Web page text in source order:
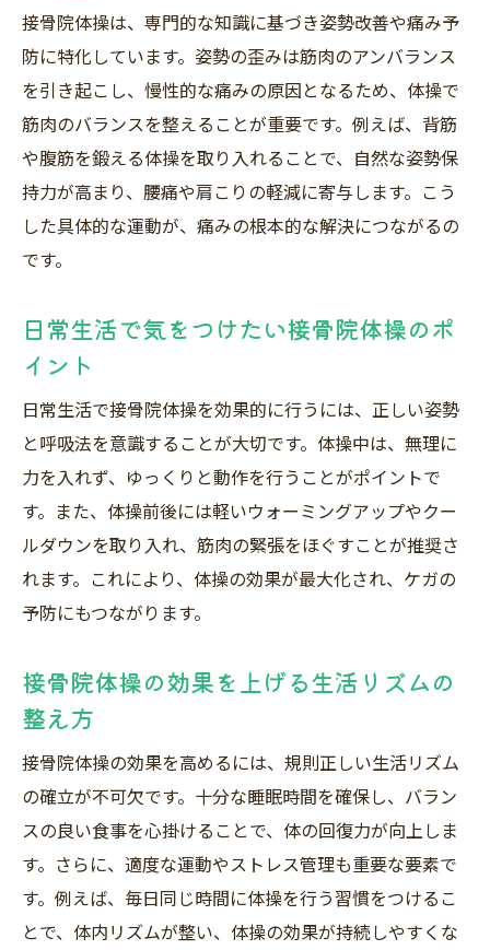
接骨院体操は、専門的な知識に基づき姿勢改善や痛み予
防に特化しています。姿勢の歪みは筋肉のアンバランス
を引き起こし、慢性的な痛みの原因となるため、体操で
筋肉のバランスを整えることが重要です。例えば、背筋
や腹筋を鍛える体操を取り入れることで、自然な姿勢保
持力が高まり、腰痛や肩こりの軽減に寄与します。こう
した具体的な運動が、痛みの根本的な解決につながるの
です。
日常生活で気をつけたい接骨院体操のポ
イント
日常生活で接骨院体操を効果的に行うには、正しい姿勢
と呼吸法を意識することが大切です。体操中は、無理に
力を入れず、ゆっくりと動作を行うことがポイントで
す。また、体操前後には軽いウォーミングアップやクー
ルダウンを取り入れ、筋肉の緊張をほぐすことが推奨さ
れます。これにより、体操の効果が最大化され、ケガの
予防にもつながります。
接骨院体操の効果を上げる生活リズムの
整え方
接骨院体操の効果を高めるには、規則正しい生活リズム
の確立が不可欠です。十分な睡眠時間を確保し、バラン
スの良い食事を心掛けることで、体の回復力が向上しま
す。さらに、適度な運動やストレス管理も重要な要素で
す。例えば、毎日同じ時間に体操を行う習慣をつけるこ
とで、体内リズムが整い、体操の効果が持続しやすくな